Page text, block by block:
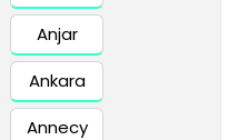
Anjar
Ankara
Annecy